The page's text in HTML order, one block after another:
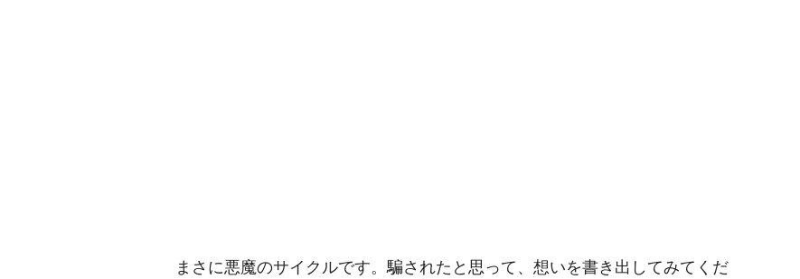
まさに悪魔のサイクルです。騙されたと思って、想いを書き出してみてくだ